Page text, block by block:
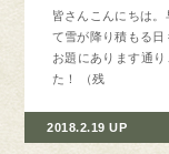
2018.2.19 UP
皆さんこんにちは
て雪が降り積もる
お題にあります通
た！ （残